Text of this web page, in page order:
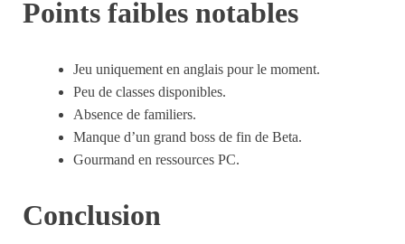
Points faibles notables
Jeu uniquement en anglais pour le moment.
Peu de classes disponibles.
Absence de familiers.
Manque d’un grand boss de fin de Beta.
Gourmand en ressources PC.
Conclusion